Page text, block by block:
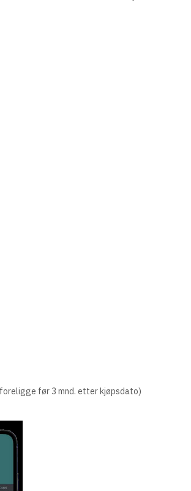
før 3 mnd. etter kjøpsdato)